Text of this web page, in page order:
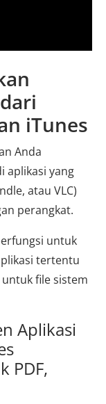
iTunes
Anda
aplikasi yang
atau VLC)
perangkat.
untuk
tertentu
file sistem
Aplikasi
PDF,